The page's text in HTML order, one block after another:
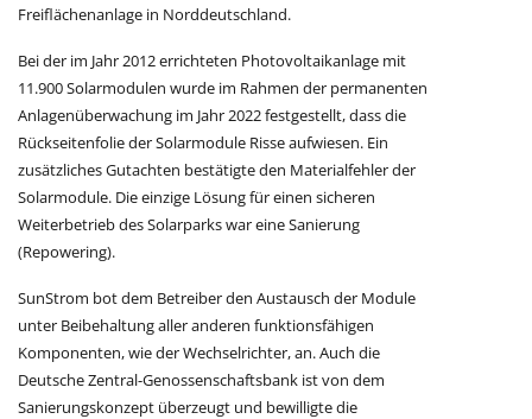
Freiflächenanlage in Norddeutschland.
Bei der im Jahr 2012 errichteten Photovoltaikanlage mit
11.900 Solarmodulen wurde im Rahmen der permanenten
Anlagenüberwachung im Jahr 2022 festgestellt, dass die
Rückseitenfolie der Solarmodule Risse aufwiesen. Ein
zusätzliches Gutachten bestätigte den Materialfehler der
Solarmodule. Die einzige Lösung für einen sicheren
Weiterbetrieb des Solarparks war eine Sanierung
(Repowering).
SunStrom bot dem Betreiber den Austausch der Module
unter Beibehaltung aller anderen funktionsfähigen
Komponenten, wie der Wechselrichter, an. Auch die
Deutsche Zentral-Genossenschaftsbank ist von dem
Sanierungskonzept überzeugt und bewilligte die